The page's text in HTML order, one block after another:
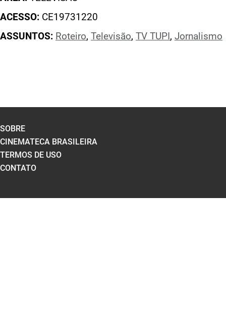
ACESSO: CE19731220
ASSUNTOS: Roteiro, Televisão, TV TUPI , Jornalismo
SOBRE
CINEMATECA BRASILEIRA
TERMOS DE USO
CONTATO